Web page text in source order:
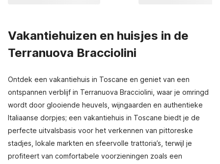
Vakantiehuizen en huisjes in de
Terranuova Bracciolini
Ontdek een vakantiehuis in Toscane en geniet van een
ontspannen verblijf in Terranuova Bracciolini, waar je omringd
wordt door glooiende heuvels, wijngaarden en authentieke
Italiaanse dorpjes; een vakantiehuis in Toscane biedt je de
perfecte uitvalsbasis voor het verkennen van pittoreske
stadjes, lokale markten en sfeervolle trattoria’s, terwijl je
profiteert van comfortabele voorzieningen zoals een